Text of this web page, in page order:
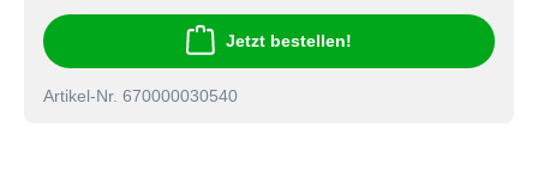
Jetzt bestellen!
Artikel-Nr. 670000030540